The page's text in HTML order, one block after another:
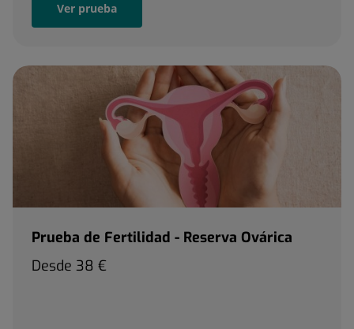
Ver prueba
Prueba de Fertilidad - Reserva Ovárica
Desde 38 €